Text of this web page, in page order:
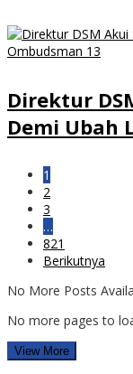
Direktur
Demi Ubah
1
2
3
…
821
Berikutnya
No More Posts
No more pages to
View More